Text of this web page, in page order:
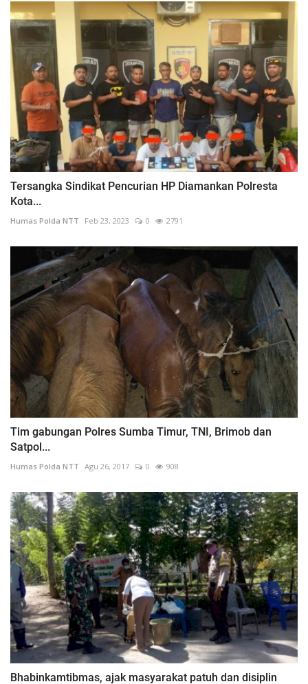
Tersangka Sindikat Pencurian HP Diamankan Polresta
Kota...
Humas Polda NTT Feb 23, 2023 0 2791
Tim gabungan Polres Sumba Timur, TNI, Brimob dan
Satpol...
Humas Polda NTT Agu 26, 2017 0 908
Bhabinkamtibmas, ajak masyarakat patuh dan disiplin